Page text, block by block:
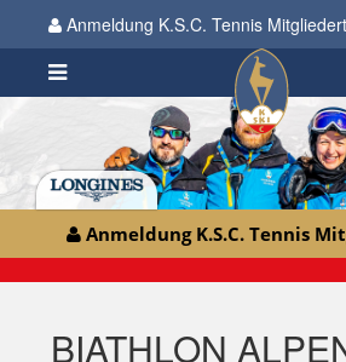
Anmeldung K.S.C. Tennis
Anmeldung K.S.C. Tennis
BIATHLON